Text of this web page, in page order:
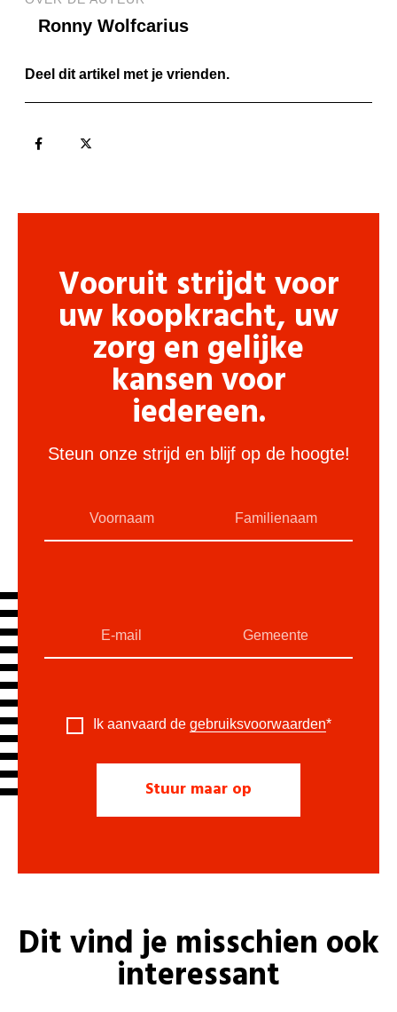
Ronny Wolfcarius
Deel dit artikel met je vrienden.
Vooruit strijdt voor
uw koopkracht, uw
zorg en gelijke
kansen voor
iedereen.
Steun onze strijd en blijf op de hoogte!
Ik aanvaard de gebruiksvoorwaarden*
Dit vind je misschien ook
interessant